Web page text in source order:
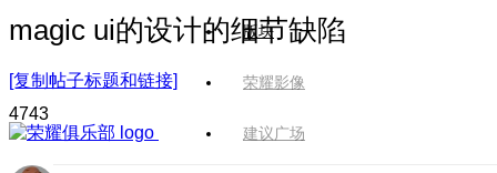
版块
荣耀影像
建议广场
magic ui的设计的细节缺陷
[复制帖子标题和链接]
4743